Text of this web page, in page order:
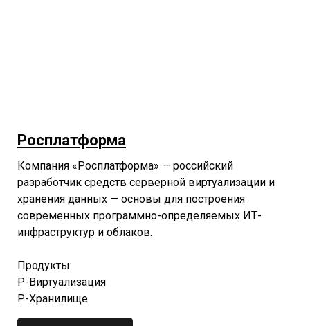
Росплатформа
Компания «Росплатформа» — российский
разработчик средств серверной виртуализации и
хранения данных — основы для построения
современных программно-определяемых ИТ-
инфраструктур и облаков.
Продукты:
Р-Виртуализация
Р-Хранилище